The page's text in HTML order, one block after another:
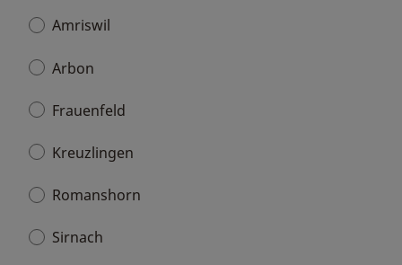
Amriswil
Arbon
Frauenfeld
Kreuzlingen
Romanshorn
Sirnach